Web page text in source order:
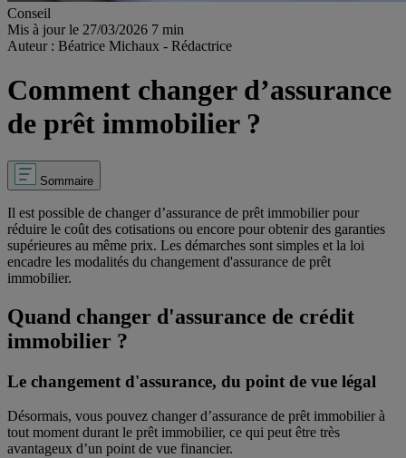
Conseil
Mis à jour le 27/03/2026 7 min
Auteur : Béatrice Michaux - Rédactrice
Comment changer d’assurance
de prêt immobilier ?
Sommaire
Il est possible de changer d’assurance de prêt immobilier pour
réduire le coût des cotisations ou encore pour obtenir des garanties
supérieures au même prix. Les démarches sont simples et la loi
encadre les modalités du changement d'assurance de prêt
immobilier.
Quand changer d'assurance de crédit
immobilier ?
Le changement d'assurance, du point de vue légal
Désormais, vous pouvez changer d’assurance de prêt immobilier à
tout moment durant le prêt immobilier, ce qui peut être très
avantageux d’un point de vue financier.